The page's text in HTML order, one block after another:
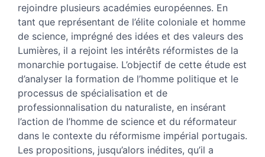
rejoindre plusieurs académies européennes. En
tant que représentant de l’élite coloniale et homme
de science, imprégné des idées et des valeurs des
Lumières, il a rejoint les intérêts réformistes de la
monarchie portugaise. L’objectif de cette étude est
d’analyser la formation de l’homme politique et le
processus de spécialisation et de
professionnalisation du naturaliste, en insérant
l’action de l’homme de science et du réformateur
dans le contexte du réformisme impérial portugais.
Les propositions, jusqu’alors inédites, qu’il a